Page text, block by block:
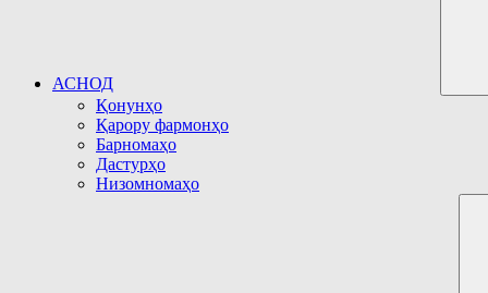
АСНОД
Қонунҳо
Қарору фармонҳо
Барномаҳо
Дастурҳо
Низомномаҳо